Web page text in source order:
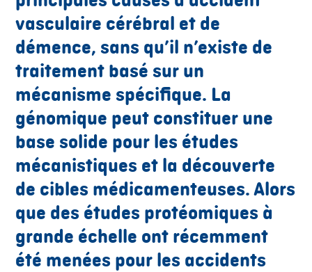
vasculaire cérébral et de
démence, sans qu’il n’existe de
traitement basé sur un
mécanisme spécifique. La
génomique peut constituer une
base solide pour les études
mécanistiques et la découverte
de cibles médicamenteuses. Alors
que des études protéomiques à
grande échelle ont récemment
été menées pour les accidents